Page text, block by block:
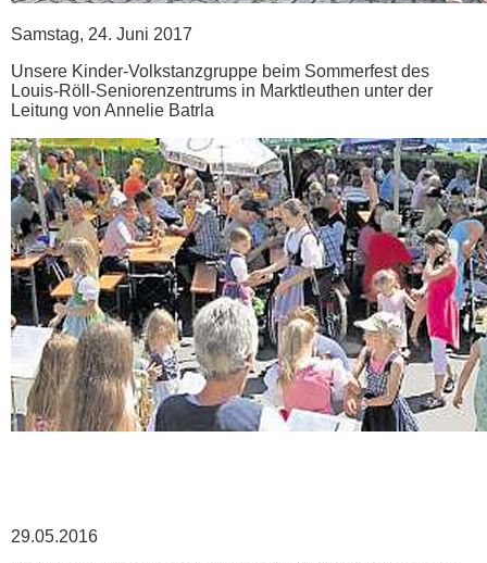
Samstag, 24. Juni 2017
Unsere Kinder-Volkstanzgruppe beim Sommerfest des
Louis-Röll-Seniorenzentrums in Marktleuthen unter der
Leitung von Annelie Batrla
29.05.2016